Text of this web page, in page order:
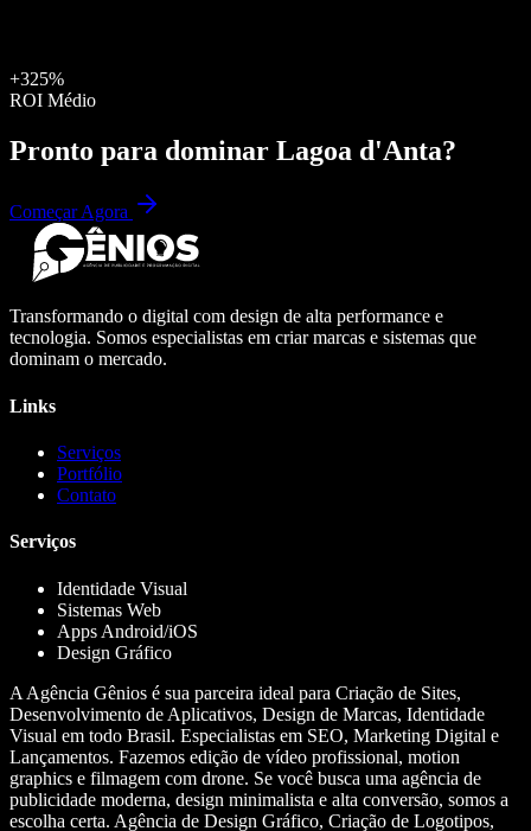
+325%
ROI Médio
Pronto para dominar Lagoa d'Anta?
Começar Agora
Transformando o digital com design de alta performance e
tecnologia. Somos especialistas em criar marcas e sistemas que
dominam o mercado.
Links
Serviços
Portfólio
Contato
Serviços
Identidade Visual
Sistemas Web
Apps Android/iOS
Design Gráfico
A Agência Gênios é sua parceira ideal para Criação de Sites,
Desenvolvimento de Aplicativos, Design de Marcas, Identidade
Visual em todo Brasil. Especialistas em SEO, Marketing Digital e
Lançamentos. Fazemos edição de vídeo profissional, motion
graphics e filmagem com drone. Se você busca uma agência de
publicidade moderna, design minimalista e alta conversão, somos a
escolha certa. Agência de Design Gráfico, Criação de Logotipos,